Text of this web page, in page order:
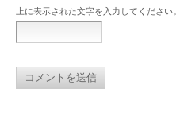
上に表示された文字を入力してください。